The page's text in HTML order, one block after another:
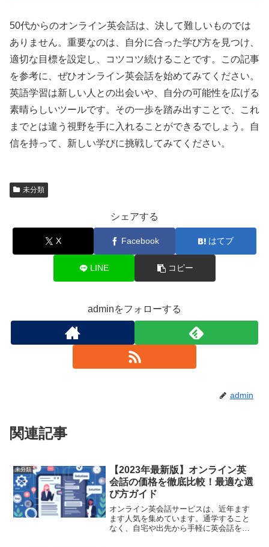
50代からのオンライン英会話は、決して難しいものでは
ありません。重要なのは、自分に合った学び方を見つけ、
適切な目標を設定し、コツコツ続けることです。この記事
を参考に、ぜひオンライン英会話を始めてみてください。
英語学習は新しい人との出会いや、自分の可能性を広げる
素晴らしいツールです。その一歩を踏み出すことで、これ
までとは違う視野を手に入れることができるでしょう。自
信を持って、新しい学びに挑戦してみてください。
未分類
シェアする
X Facebook はてブ
LINE コピー
adminをフォローする
admin
関連記事
未分類
【2023年最新版】オンライン英
会話の価格を徹底比較！最適な選
び方ガイド
オンライン英会話サービスは、近年ます
ます人気を集めています。通学すること
なく、自宅や出先から手軽に英会話を学